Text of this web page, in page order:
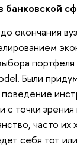
банковской
окончания
Были
с точки
часто их
себя тот